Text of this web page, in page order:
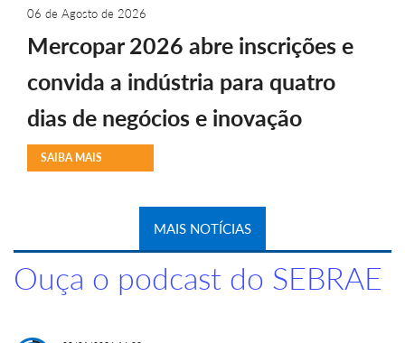
06 de Agosto de 2026
Mercopar 2026 abre inscrições e
convida a indústria para quatro
dias de negócios e inovação
SAIBA MAIS
MAIS NOTÍCIAS
Ouça o podcast do SEBRAE